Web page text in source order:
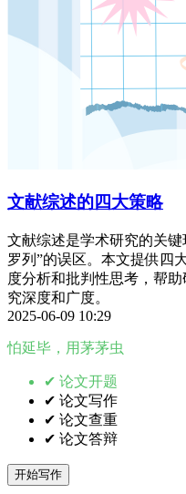
文献综述的四大策略
文献综述是学术研究的关
罗列”的误区。本文提供四
度分析和批判性思考，帮
究深度和广度。
2025-06-09 10:29
怕延毕，用茅茅虫
✔ 论文开题
✔ 论文写作
✔ 论文查重
✔ 论文答辩
开始写作